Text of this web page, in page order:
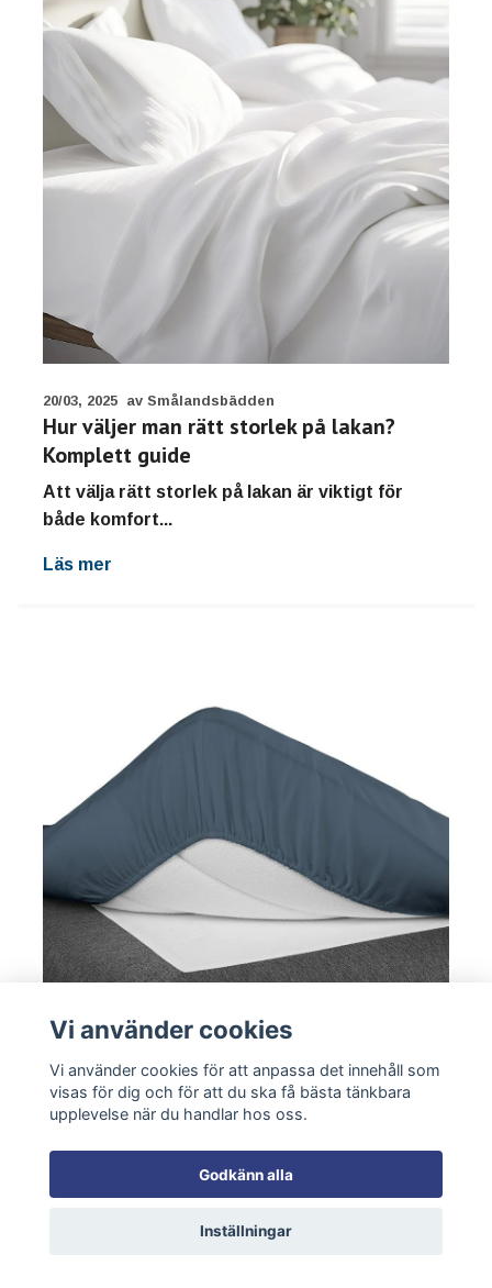
20/03, 2025 av Smålandsbädden
Hur väljer man rätt storlek på lakan?
Komplett guide
Att välja rätt storlek på lakan är viktigt för
både komfort...
Läs mer
Hur ofta ska man byta lakan? Guide till
rena och fräscha sängkläder
Att regelbundet byta och tvätta sina
Vi använder cookies
Vi använder cookies för att anpassa det innehåll som
visas för dig och för att du ska få bästa tänkbara
upplevelse när du handlar hos oss.
Godkänn alla
Inställningar